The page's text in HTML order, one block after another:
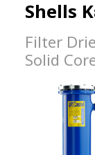
Shells
Filter
Solid